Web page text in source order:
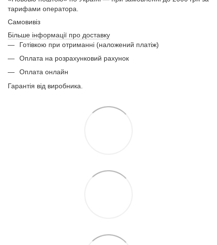
тарифами оператора.
Самовивіз
Більше інформації про доставку
Готівкою при отриманні (наложений платіж)
Оплата на розрахунковий рахунок
Оплата онлайн
Гарантія від виробника.